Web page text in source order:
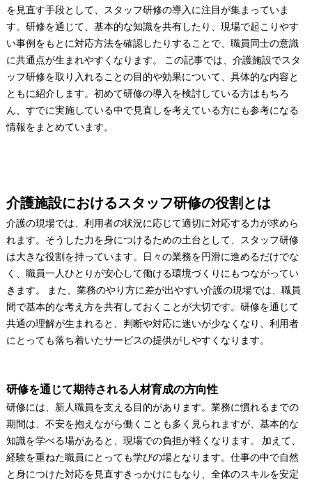
を見直す手段として、スタッフ研修の導入に注目が集まっていま
す。研修を通じて、基本的な知識を共有したり、現場で起こりやす
い事例をもとに対応方法を確認したりすることで、職員同士の意識
に共通点が生まれやすくなります。 この記事では、介護施設でスタ
ッフ研修を取り入れることの目的や効果について、具体的な内容と
ともに紹介します。初めて研修の導入を検討している方はもちろ
ん、すでに実施している中で見直しを考えている方にも参考になる
情報をまとめています。
介護施設におけるスタッフ研修の役割とは
介護の現場では、利用者の状況に応じて適切に対応する力が求めら
れます。そうした力を身につけるための土台として、スタッフ研修
は大きな役割を持っています。日々の業務を円滑に進めるだけでな
く、職員一人ひとりが安心して働ける環境づくりにもつながってい
きます。 また、業務のやり方に差が出やすい介護の現場では、職員
間で基本的な考え方を共有しておくことが大切です。研修を通じて
共通の理解が生まれると、判断や対応に迷いが少なくなり、利用者
にとっても落ち着いたサービスの提供がしやすくなります。
研修を通じて期待される人材育成の方向性
研修には、新人職員を支える目的があります。業務に慣れるまでの
期間は、不安を抱えながら働くことも多く見られますが、基本的な
知識を学べる場があると、現場での負担が軽くなります。 加えて、
経験を重ねた職員にとっても学びの場となります。仕事の中で自然
と身につけた対応を見直すきっかけにもなり、全体のスキルを安定